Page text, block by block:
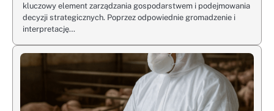
kluczowy element zarządzania gospodarstwem i podejmowania
decyzji strategicznych. Poprzez odpowiednie gromadzenie i
interpretację…